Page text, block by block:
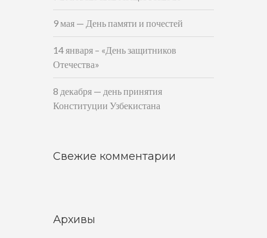
9 мая — День памяти и почестей
14 января – «День защитников
Отечества»
8 декабря — день принятия
Конституции Узбекистана
Свежие комментарии
Архивы